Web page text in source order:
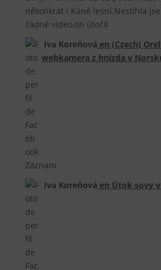
několikrát i Káně lesní.Nestihla
žádné video,on útočil
Iva Koreňová en (Czech)
webkamera z hnízda v
Záznam
Iva Koreňová en Útok sovy